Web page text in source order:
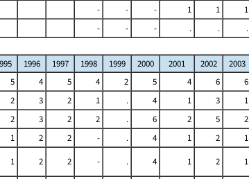
- - - 1 1 1
- - - . . .
1996 1997 1998 1999 2000 2001 2002 2003
5 4 5 4 2 5 4 6 6
2 3 2 1 . 4 1 3 1
2 3 2 2 . 6 2 5 2
1 2 2 - . 4 1 2 1
1 2 2 - . 4 1 2 1